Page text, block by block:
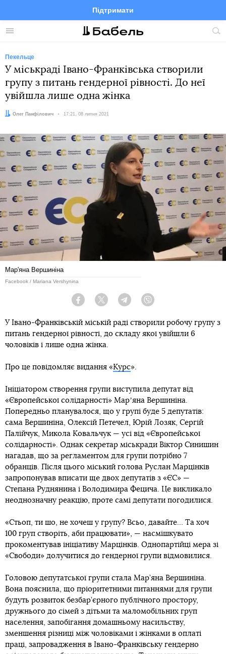
Меню
Підтримати
FacebookTelegramTwitter
Пекельце
У міськраді Івано-Франківська створили
групу з питань гендерної рівності. До неї
увійшла лише одна жінка
Автор:
Олег Панфілович Дата:
17:21, 08 липня 2021
Мар'яна Вершиніна
Facebook / Mariana Vershynina
Facebook Twitter Telegram
У Івано-Франківській міській раді створили робочу групу з
питань гендерної рівності, до складу якої увійшли 6
чоловіків і лише одна жінка.
Про це повідомляє видання «Курс».
Ініціатором створення групи виступила депутат від
«Європейської солідарності» Марʼяна Вершиніна.
Попередньо планувалося, що у групі буде 5 депутатів:
сама Вершиніна, Олексій Петечел, Юрій Лозяк, Сергій
Палійчук, Микола Ковальчук — усі від «Європейської
солідарності». Однак секретар міськради Віктор Синишин
нагадав, що за регламентом для групи потрібно 7
обранців. Після цього міський голова Руслан Марцінків
запропонував вписати ще двох депутатів з «ЄС» —
Степана Руднянина і Володимира Фецича. Це викликало
неоднозначну реакцію, проте самі депутати погодилися.
«Стьоп, ти шо, не хочеш у групу? Всьо, давайте… Та хоч
100 груп створіть, аби працювати», — насмішкувато
прокоментував ініціативу Марцінків. Однопартійці мера зі
«Свободи» долучитися до гендерної групи відмовилися.
Головою депутатської групи стала Мар’яна Вершиніна.
Вона пояснила, що пріоритетними питаннями для групи
будуть розвиток безбар’єрного публічного простору,
дружнього до сімей з дітьми та маломобільних груп
населення, запобігання домашньому насильству,
зменшення різниці між чоловіками і жінками в оплаті
праці, запровадження в Івано-Франківську гендерно